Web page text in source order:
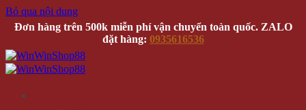
Bỏ qua nội dung
Đơn hàng trên 500k miễn phí vận chuyển toàn quốc. ZALO
đặt hàng: 0935616536